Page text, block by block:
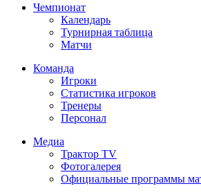
Чемпионат
Календарь
Турнирная таблица
Матчи
Команда
Игроки
Статистика игроков
Тренеры
Персонал
Медиа
Трактор TV
Фотогалерея
Официальные программы